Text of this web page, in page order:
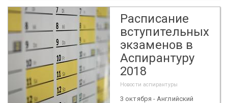
Расписание
вступительных
экзаменов в
Аспирантуру
2018
Новости аспирантуры
3 октября - Английский